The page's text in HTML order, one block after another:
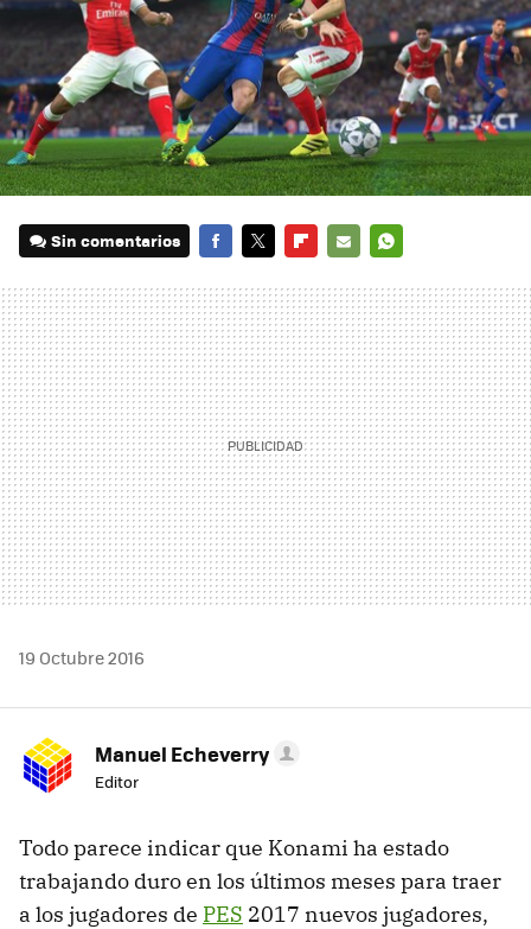
Sin comentarios
MAIL
19 Octubre 2016
Manuel Echeverry
Editor
Todo parece indicar que Konami ha estado
trabajando duro en los últimos meses para traer
a los jugadores de PES 2017 nuevos jugadores,